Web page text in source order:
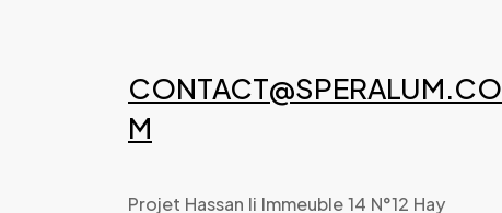
CONTACT@SPERALUM.CO
M
Projet Hassan Ii Immeuble 14 N°12 Hay